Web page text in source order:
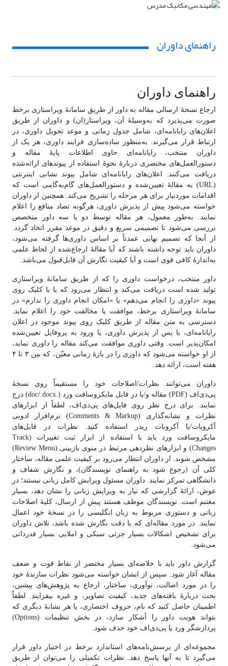
راهنمای داوران
راهنمای داوران
ارجاع نسخهٔ ارسالی مقاله به داور از طریق سامانهٔ ویراستاری برخط
صورت می‌پذیرد که به‌وسیلهٔ آن، ویراستار(ان) و داوران از طریق
اعلان‌های رایانامه‌ای، شامل جدول زمانی و موعد تحویل داوری، در
ارتباط قرار می‌گیرند. به‌منظور ساده‌سازی فرایند داوری، هر یک از
داوران منتخب، رایانامه‌ای حاوی اطلاعات پایۀ مقاله و
دستورالعمل‌های مختصری دربارهٔ نحوهٔ استفاده از پیوندهای ارائه‌شده
دریافت می‌کنند. اعلان‌های رایانامه‌ای شامل پیوند نشانی اینترنتی
(URL) به مقالهٔ تعیین‌شده و دستورالعمل‌های گام‌به‌گامی است که
اقدامات موردنیاز برای هر مرحله را تشریح می‌کند. همچنین از داوران
خواسته می‌شود پیش از پذیرش داوری، هرگونه تضاد منافع را اعلام
نمایند. به‌طور معمول، هر مقاله توسط دو یا سه داور متخصص
بررسی می‌شود تا تصمیمی سریع و دقیق در موعد مقرر اتخاذ گردد.
از آنجا که تصمیم نهایی عمدتاً بر اساس داوری‌ها گرفته می‌شود،
داوران باید توجه داشته باشند که آیا مقالهٔ ارجاع‌شده از لحاظ علمی
به‌اندازهٔ کافی قوی است و آیا کیفیت نگارش آن قابل‌قبول می‌باشد.
داور منتخب، درخواست داوری را که از طریق سامانهٔ ویراستاری
تولید شده است دریافت می‌کند و انتظار می‌رود که یا با کلیک روی
پیوند «داوری را انجام می‌دهم» یا «امکان انجام داوری را ندارم» در
سامانهٔ ویراستاری برخط، موافقت یا مخالفت خود را اعلام نماید.
دسترسی به متن مقاله از طریق کلیک روی پیوند موجود در اعلان
رایانامه‌ای، یا پس از پذیرش داوری، یا ورود به پروفایل تعیین‌شده
امکان‌پذیر است. وقتی داوری موافقت می‌کند مقاله را داوری نماید،
از او خواسته می‌شود که داوری را در بازهٔ زمانی معیّن، که بین ۳ تا ۴
هفته است، ارائه دهد.
داوران می‌توانند نظرات/اصلاحات خود را مستقیماً روی نسخهٔ
پی‌دی‌اف (PDF) مقاله و/یا در فایل مایکروسافت ورد (.doc/.docx) درج
نمایند. برای درج نظر روی فایل‌های پی‌دی‌اف، لطفاً از ابزارهای
نظرات و نشانه‌گذاری (Comments & Markup) نرم‌افزار ادوبی
آکروبات/یا آکروبات ریدر استفاده کنید. نظرات در فایل‌های
مایکروسافت ورد باید با استفاده از ابزار ثبت تغییرات (Track
Changes) و ابزارهای نظردهی مرتبط در منوی بازبینی (Review Menu)
مشخص شوند. از داوران انتظار می‌رود بر کیفیت علمی مقاله، ساختار
کلی آن (رجوع شود به راهنمای نویسندگان)، و نگارش شفاف و
دانشگاهی تمرکز نمایند. داوران مسئول ویرایش کامل زبانی نیستند؛ در
عوض، ارائهٔ گزارشی که نیاز به ویرایش زبانی را نشان دهد، بسیار
مغتنم است. نویسندگان موظف هستند پیش از ارسال، کلیهٔ اصلاحات
زبانی و دستوری مربوط به زبان انگلیسی را در نسخهٔ خود اعمال
نمایند. در مورد مقاله‌ای که با دقت نگارش شده باشد، تلاش داوران
برای تشخیص اشکالات بسیار جزئی سبکی و املایی بسیار قدردانی
می‌شود.
گزارش داور باید با خلاصه‌ای بسیار مختصر از نقاط قوت و ضعف
مقاله آغاز شود. سپس از ایشان خواسته می‌شود نظرات سازندهٔ خود
را در مورد اصالت، نوآوری، ساختار، ارجاع به پژوهش‌های پیشین،
بحث دربارهٔ یافته‌های جدید، کیفیت تصاویر، و غیره بیفزایند. لطفاً
اطمینان حاصل کنید که نام، حروف اختصاری، یا هر نشانهٔ دیگری که
بتواند هویت داور را آشکار سازد، در بخش تنظیمات (Options)
پردازشگر ورد یا پی‌دی‌اف خود حذف شود.
مجموعه‌ای از پرسش‌نامه‌های استاندارد برخط در اختیار داور قرار
می‌گیرد تا به آنها پاسخ دهد. نظرات تکمیلی را می‌توان از طریق